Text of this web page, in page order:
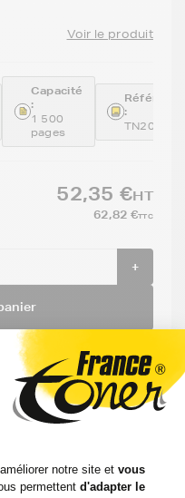
Voir le produit
Capacité
:
1 500
pages
:
TN2005
52,35 €HT
62,82 €TTC
+